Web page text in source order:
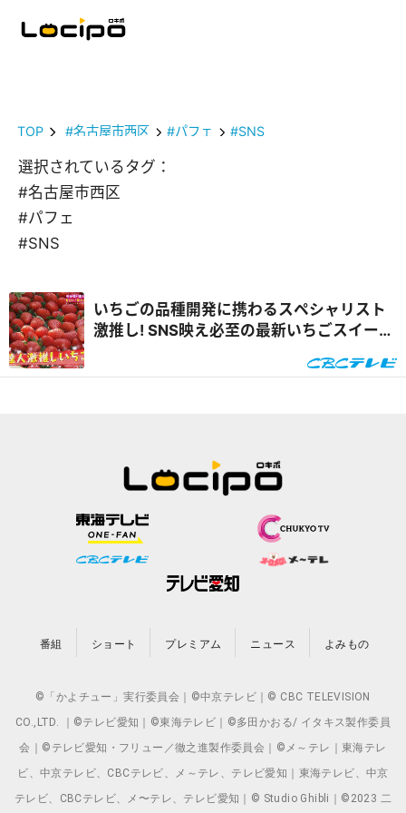
TOP #名古屋市西区 #パフェ #SNS
選択されているタグ：
#名古屋市西区
#パフェ
#SNS
いちごの品種開発に携わるスペシャリスト
激推し! SNS映え必至の最新いちごスイーツ
番組 ショート プレミアム ニュース よみもの
©「かよチュー」実行委員会｜©中京テレビ｜© CBC TELEVISION
CO.,LTD. ｜©テレビ愛知｜©東海テレビ｜©多田かおる/ イタキス製作委員
会｜©テレビ愛知・フリュー／徹之進製作委員会｜©メ～テレ｜東海テレ
ビ、中京テレビ、CBCテレビ、メ～テレ、テレビ愛知｜東海テレビ、中京
テレビ、CBCテレビ、メ〜テレ、テレビ愛知｜© Studio Ghibli｜©2023 二